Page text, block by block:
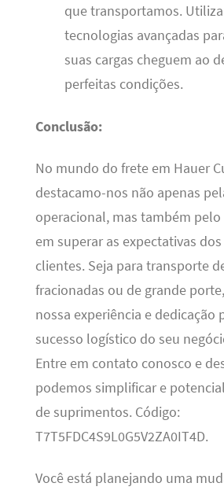
que transportamos.
tecnologias avançadas
suas cargas cheguem ao
perfeitas condições.
Conclusão:
No mundo do frete em Hauer
destacamo-nos não apenas
operacional, mas também
em superar as expectativas
clientes. Seja para transporte
fracionadas ou de grande
nossa experiência e dedicação
sucesso logístico do seu
Entre em contato conosco e
podemos simplificar e
de suprimentos. Código:
T7T5FDC4S9L0G5V2ZA0IT4D.
Você está planejando uma